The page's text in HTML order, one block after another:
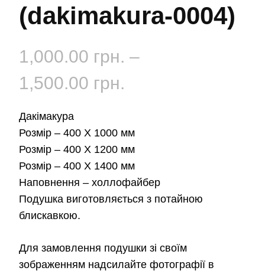
(dakimakura-0004)
1,000.00 грн. –
1,500.00 грн.
від
1,000.00 грн.
до
Дакімакура
Розмір – 400 Х 1000 мм
Розмір – 400 Х 1200 мм
Розмір – 400 Х 1400 мм
Наповнення – холлофайбер
Подушка виготовляється з потайною
блискавкою.
Для замовлення подушки зі своїм
зображенням надсилайте фотографії в